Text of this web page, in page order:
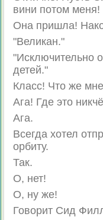
вини потом меня!
Она пришла!
"Великан."
"Исключительно
детей."
Класс! Что же
Ага! Где это
Ага.
Всегда хотел
орбиту.
Так.
О, нет!
О, ну же!
Говорит Сид